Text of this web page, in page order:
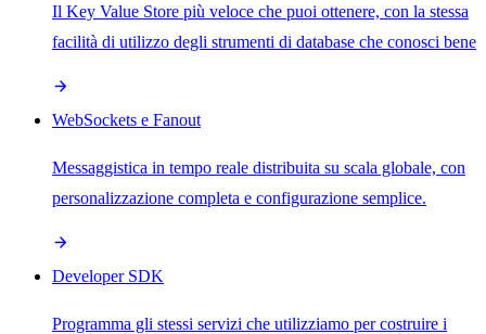
Il Key Value Store più veloce che puoi ottenere, con la stessa
facilità di utilizzo degli strumenti di database che conosci bene
WebSockets e Fanout
Messaggistica in tempo reale distribuita su scala globale, con
personalizzazione completa e configurazione semplice.
Developer SDK
Programma gli stessi servizi che utilizziamo per costruire i